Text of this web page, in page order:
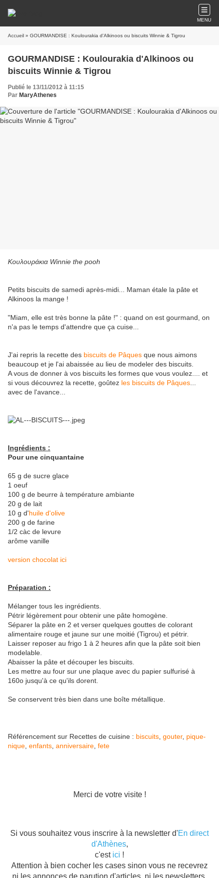
MENU
Accueil » GOURMANDISE : Koulourakia d'Alkinoos ou biscuits Winnie & Tigrou
GOURMANDISE : Koulourakia d'Alkinoos ou
biscuits Winnie & Tigrou
Publié le 13/11/2012 à 11:15
Par MaryAthenes
Κουλουράκια Winnie the pooh
Petits biscuits de samedi après-midi... Maman étale la pâte et
Alkinoos la mange !
"Miam, elle est très bonne la pâte !" : quand on est gourmand, on
n'a pas le temps d'attendre que ça cuise...
J'ai repris la recette des biscuits de Pâques que nous aimons
beaucoup et je l'ai abaissée au lieu de modeler des biscuits.
A vous de donner à vos biscuits les formes que vous voulez.... et
si vous découvrez la recette, goûtez les biscuits de Pâques
avec de l'avance...
Ingrédients :
Pour une cinquantaine
65 g de sucre glace
1 oeuf
100 g de beurre à température ambiante
20 g de lait
10 g d'huile d'olive
200 g de farine
1/2 càc de levure
arôme vanille
version chocolat ici
Préparation :
Mélanger tous les ingrédients.
Pétrir légèrement pour obtenir une pâte homogène.
Séparer la pâte en 2 et verser quelques gouttes de colorant
alimentaire rouge et jaune sur une moitié (Tigrou) et pétrir.
Laisser reposer au frigo 1 à 2 heures afin que la pâte soit bien
modelable.
Abaisser la pâte et découper les biscuits.
Les mettre au four sur une plaque avec du papier sulfurisé à
160o jusqu'à ce qu'ils dorent.
Se conservent très bien dans une boîte métallique.
Référencement sur Recettes de cuisine : biscuits gouter, pique-
nique enfants anniversaire fete
Merci de votre visite !
Si vous souhaitez vous inscrire à la newsletter d'En direct
d'Athènes,
c'est ici !
Attention à bien cocher les cases sinon vous ne recevrez